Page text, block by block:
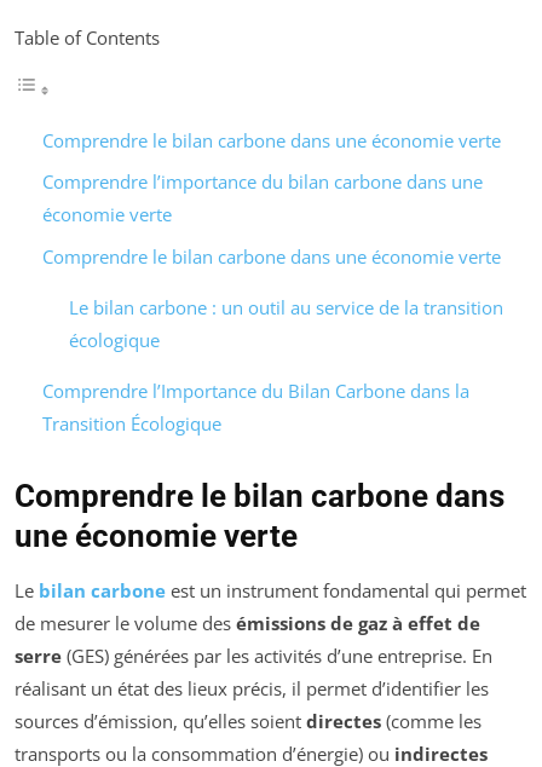
Table of Contents
Comprendre le bilan carbone dans une économie verte
Comprendre l’importance du bilan carbone dans une
économie verte
Comprendre le bilan carbone dans une économie verte
Le bilan carbone : un outil au service de la transition
écologique
Comprendre l’Importance du Bilan Carbone dans la
Transition Écologique
Comprendre le bilan carbone dans
une économie verte
Le bilan carbone est un instrument fondamental qui permet
de mesurer le volume des émissions de gaz à effet de
serre (GES) générées par les activités d’une entreprise. En
réalisant un état des lieux précis, il permet d’identifier les
sources d’émission, qu’elles soient directes (comme les
transports ou la consommation d’énergie) ou indirectes